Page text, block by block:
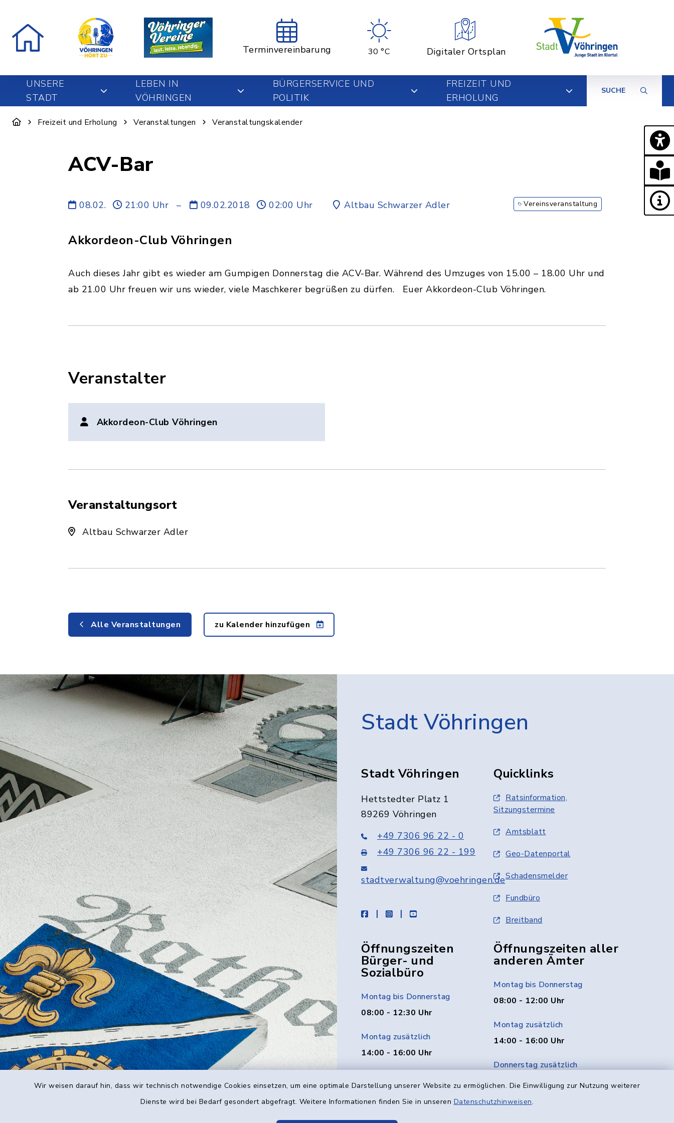
Wir weisen darauf hin, dass wir technisch notwendige Cookies einsetzen, um eine optimale Darstellung unserer Website zu ermöglichen. Die Einwilligung zur Nutzung weiterer
Dienste wird bei Bedarf gesondert abgefragt. Weitere Informationen finden Sie in unseren Datenschutzhinweisen.
Terminvereinbarung 30 °C Digitaler Ortsplan
UNSERE
STADT
LEBEN IN
VÖHRINGEN
BÜRGERSERVICE UND
POLITIK
FREIZEIT UND
ERHOLUNG
SUCHE
Freizeit und Erholung Veranstaltungen Veranstaltungskalender
ACV-Bar
08.02. 21:00 Uhr – 09.02.2018 02:00 Uhr Altbau Schwarzer Adler Vereinsveranstaltung
Akkordeon-Club Vöhringen
Auch dieses Jahr gibt es wieder am Gumpigen Donnerstag die ACV-Bar. Während des Umzuges von 15.00 – 18.00 Uhr und
ab 21.00 Uhr freuen wir uns wieder, viele Maschkerer begrüßen zu dürfen. Euer Akkordeon-Club Vöhringen.
Veranstalter
Akkordeon-Club Vöhringen
Veranstaltungsort
Altbau Schwarzer Adler
Alle Veranstaltungen zu Kalender hinzufügen
Stadt Vöhringen
Stadt Vöhringen
Hettstedter Platz 1
89269 Vöhringen
+49 7306 96 22 - 0
+49 7306 96 22 - 199
stadtverwaltung@voehringen.de
facebookinstagramyoutube
Quicklinks
Ratsinformation,
Sitzungstermine
Amtsblatt
Geo-Datenportal
Schadensmelder
Fundbüro
Breitband
Öffnungszeiten
Bürger- und
Sozialbüro
Montag bis Donnerstag
08:00 - 12:30 Uhr
Montag zusätzlich
14:00 - 16:00 Uhr
14:00 - 18:00 Uhr
Öffnungszeiten aller
anderen Ämter
Montag bis Donnerstag
08:00 - 12:00 Uhr
Montag zusätzlich
14:00 - 16:00 Uhr
Donnerstag zusätzlich
14:00 - 18:00 Uhr
Freitag